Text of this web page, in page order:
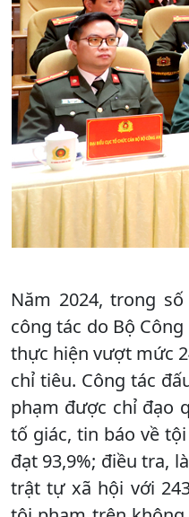
Năm 2024, trong
công tác do Bộ
thực hiện vượt mức
chỉ tiêu. Công tác
phạm được chỉ đạo
tố giác, tin báo về
đạt 93,9%; điều tra,
trật tự xã hội với